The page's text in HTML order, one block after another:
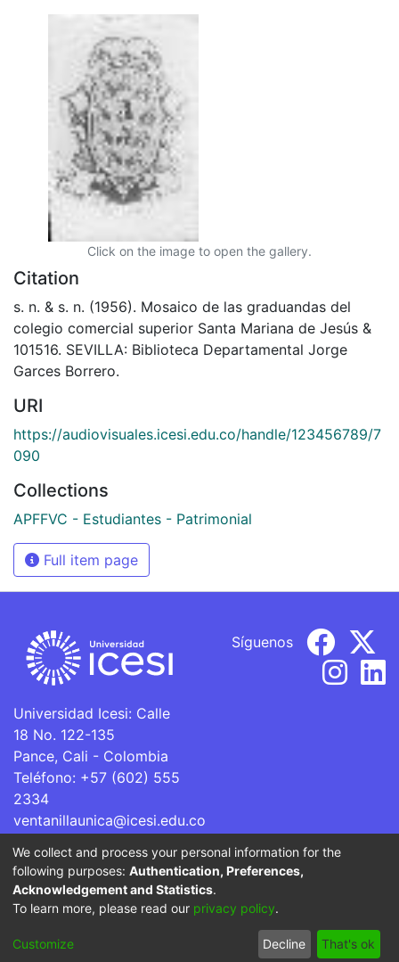
Click on the image to open the gallery.
Citation
s. n. & s. n. (1956). Mosaico de las graduandas del
colegio comercial superior Santa Mariana de Jesús &
101516. SEVILLA: Biblioteca Departamental Jorge
Garces Borrero.
URI
https://audiovisuales.icesi.edu.co/handle/123456789/7
090
Collections
APFFVC - Estudiantes - Patrimonial
Full item page
Universidad Icesi: Calle
18 No. 122-135
Pance, Cali - Colombia
Teléfono: +57 (602) 555
2334
ventanillaunica@icesi.edu.co
Síguenos
La Universidad Icesi es una Institución de Educación
Superior que se encuentra sujeta a inspección y vigilancia
por parte del Ministerio de Educación Nacional.
Cookie
End User
Agreement
Send
Feedback
We collect and process your personal information for the
following purposes: Authentication, Preferences,
Acknowledgement and Statistics.
To learn more, please read our privacy policy.
Customize Decline That's ok